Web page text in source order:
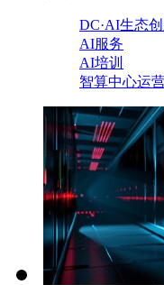
DC·AI生态
AI服务
AI培训
智算中心运